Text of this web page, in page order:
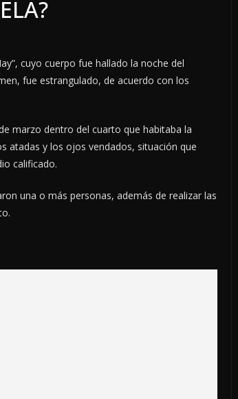
cuyo cuerpo fue hallado la noche del
fue estrangulado, de acuerdo con los
marzo dentro del cuarto que habitaba la
atadas y los ojos vendados, situación que
calificado.
una o más personas, además de realizar las